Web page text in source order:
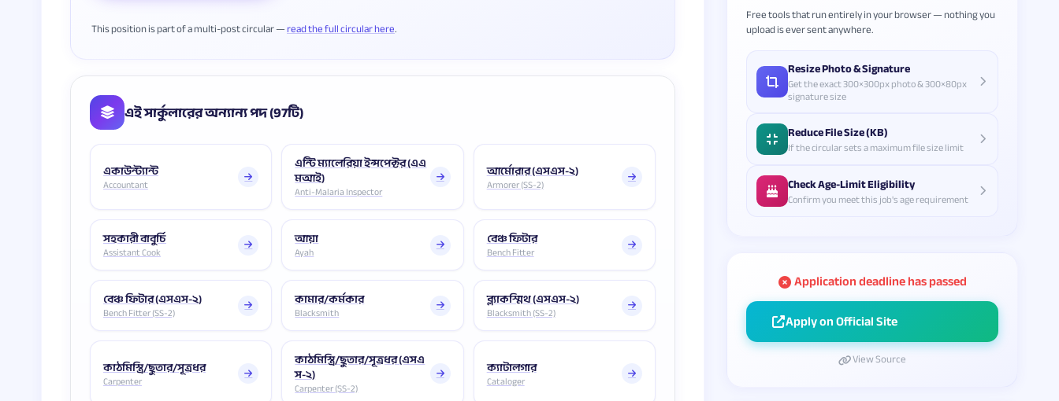
This position is part of a multi-post circular —read the full circular here
এই সার্কুলারের অন্যান্য পদ (97টি)
একাউন্ট্যান্ট
Accountant
এন্টি ম্যালেরিয়া ইন্সপেক্টর (এএ
মআই)
Anti-Malaria Inspector
আর্মোরার (এসএস-২)
Armorer (SS-2)
সহকারী বাবুর্চি
Assistant Cook
আয়া
Ayah
বেঞ্চ ফিটার
Bench Fitter
বেঞ্চ ফিটার (এসএস-২)
Bench Fitter (SS-2)
কামার/কর্মকার
Blacksmith
ব্ল্যাকস্মিথ (এসএস-২)
Blacksmith (SS-2)
কাঠমিস্ত্রি/ছুতার/সূত্রধর
Carpenter
কাঠমিস্ত্রি/ছুতার/সূত্রধর (এসএ
স-২)
Carpenter (SS-2)
ক্যাটালগার
Cataloger
Free tools that run entirely in your browser — nothing you
upload is ever sent anywhere.
Resize Photo & Signature
Get the exact 300×300px photo & 300×80px
signature size
Reduce File Size (KB)
If the circular sets a maximum file size limit
Check Age-Limit Eligibility
Confirm you meet this job's age requirement
Application deadline has passed
Apply on Official Site
View Source